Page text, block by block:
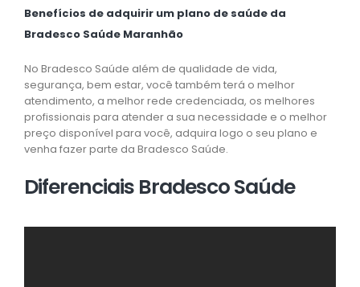
Benefícios de adquirir um plano de saúde da
Bradesco Saúde Maranhão
No Bradesco Saúde além de qualidade de vida,
segurança, bem estar, você também terá o melhor
atendimento, a melhor rede credenciada, os melhores
profissionais para atender a sua necessidade e o melhor
preço disponível para você, adquira logo o seu plano e
venha fazer parte da Bradesco Saúde.
Diferenciais Bradesco Saúde